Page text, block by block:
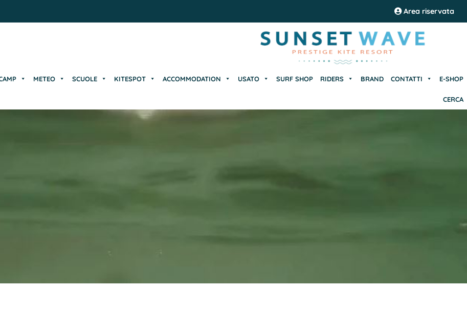
Area riservata
METEO SCUOLE KITESPOT ACCOMMODATION USATO SURF SHOP RIDERS BRAND CONTATTI E-SHOP
CERCA